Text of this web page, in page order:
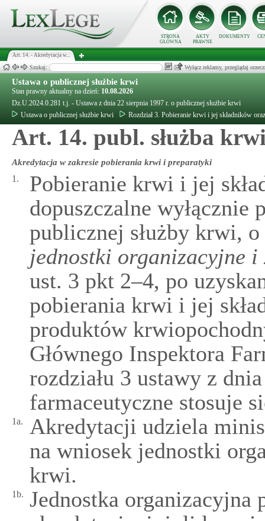
STRONA
GŁÓWNA
AKTY
PRAWNE
DOKUMENTY
Art. 14. - Akredytacja w...
Szukaj: Wyłącz reklamy, przeglądaj
Ustawa o publicznej służbie krwi
Stan prawny aktualny na dzień: 10.08.2026
Dz.U.2024.0.281 t.j. - Ustawa z dnia 22 sierpnia 1997 r. o publicznej służbie krwi
Ustawa o publicznej służbie krwi
Rozdział 3. Pobieranie krwi i jej składników
Art. 14. publ. służba
Akredytacja w zakresie pobierania krwi i preparatyki
1.
Pobieranie krwi i jej
dopuszczalne wyłącznie
publicznej służby krwi,
jednostki organizacyjne
ust. 3 pkt 2–4, po
pobierania krwi i jej
produktów
Głównego Inspektora
rozdziału 3 ustawy z
farmaceutyczne stosuje
1a.
Akredytacji udziela
na wniosek jednostki
krwi.
1b.
Jednostka